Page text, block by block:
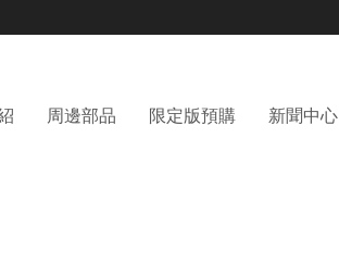
周邊部品 限定版預購 新聞中心